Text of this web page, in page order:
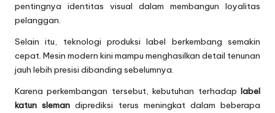
pentingnya identitas visual dalam membangun loyalitas
pelanggan.
Selain itu, teknologi produksi label berkembang semakin
cepat. Mesin modern kini mampu menghasilkan detail tenunan
jauh lebih presisi dibanding sebelumnya.
Karena perkembangan tersebut, kebutuhan terhadap label
katun sleman diprediksi terus meningkat dalam beberapa